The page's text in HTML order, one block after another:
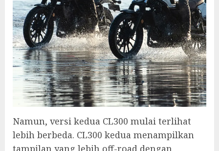
Namun, versi kedua CL300 mulai terlihat
lebih berbeda. CL300 kedua menampilkan
tampilan yang lebih off-road dengan